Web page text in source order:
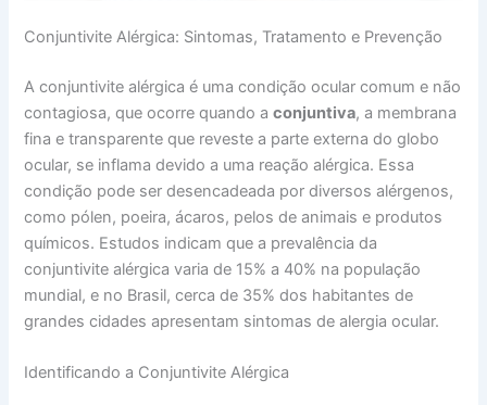
Conjuntivite Alérgica: Sintomas, Tratamento e Prevenção
A conjuntivite alérgica é uma condição ocular comum e não
contagiosa, que ocorre quando aconjuntiva, a membrana
fina e transparente que reveste a parte externa do globo
ocular, se inflama devido a uma reação alérgica. Essa
condição pode ser desencadeada por diversos alérgenos,
como pólen, poeira, ácaros, pelos de animais e produtos
químicos. Estudos indicam que a prevalência da
conjuntivite alérgica varia de 15% a 40% na população
mundial, e no Brasil, cerca de 35% dos habitantes de
grandes cidades apresentam sintomas de alergia ocular.
Identificando a Conjuntivite Alérgica